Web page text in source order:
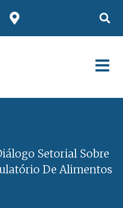
Setorial Sobre
De Alimentos